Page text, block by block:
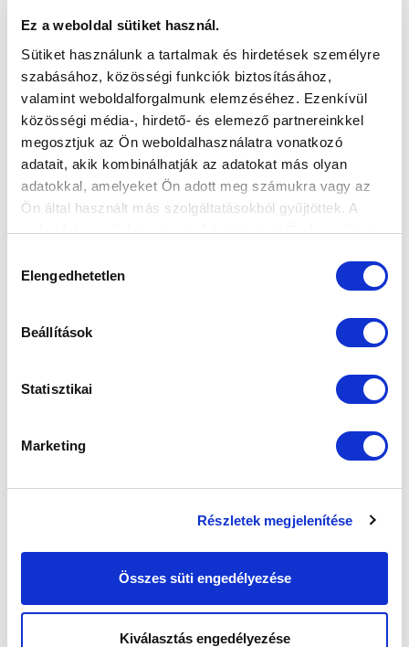
Ez a weboldal sütiket használ.
Sütiket használunk a tartalmak és hirdetések személyre
szabásához, közösségi funkciók biztosításához,
valamint weboldalforgalmunk elemzéséhez. Ezenkívül
közösségi média-, hirdető- és elemező partnereinkkel
megosztjuk az Ön weboldalhasználatra vonatkozó
adatait, akik kombinálhatják az adatokat más olyan
adatokkal, amelyeket Ön adott meg számukra vagy az
Ön által használt más szolgáltatásokból gyűjtöttek. A
weboldalon való böngészés folytatásával Ön hozzájárul a
kiválasztása
Elengedhetetlen
Beállítások
Statisztikai
Marketing
Részletek megjelenítése
Összes süti engedélyezése
Kiválasztás engedélyezése
"MIT JELENT NEKEM AZ MTK? SOK
ÉLETMŰDÍJAS INTERJÚ (VIDEÓ)
Idén lett az MTK Budapest életműdíjasa Pölöskei